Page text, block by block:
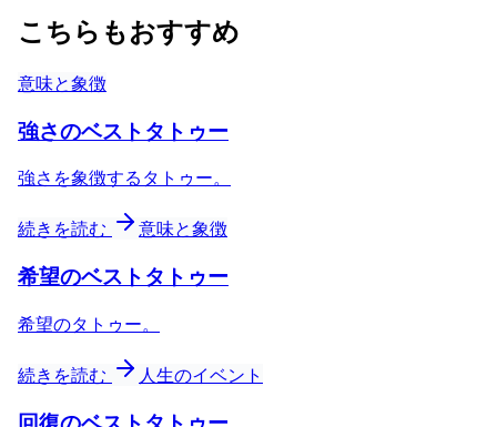
こちらもおすすめ
意味と象徴
強さのベストタトゥー
強さを象徴するタトゥー。
続きを読む 意味と象徴
希望のベストタトゥー
希望のタトゥー。
続きを読む 人生のイベント